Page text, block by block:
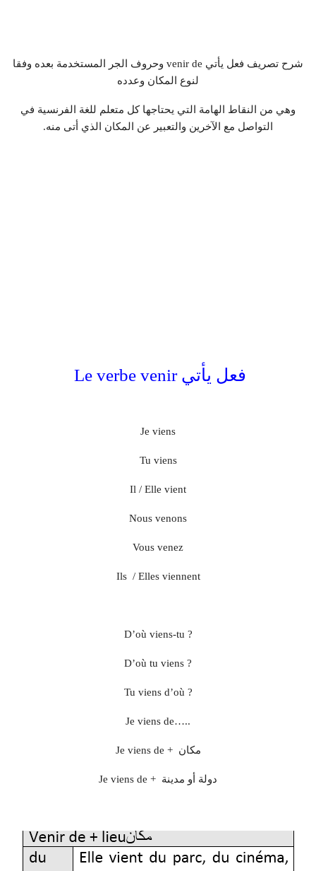
شرح تصريف فعل يأتي venir de وحروف الجر المستخدمة بعده وفقا
لنوع المكان وعدده
وهي من النقاط الهامة التي يحتاجها كل متعلم للغة الفرنسية في
التواصل مع الآخرين والتعبير عن المكان الذي أتى منه.
فعل يأتي Le verbe venir
Je viens
Tu viens
Il / Elle vient
Nous venons
Vous venez
Ils / Elles viennent
D’où viens-tu ?
D’où tu viens ?
Tu viens d’où ?
Je viens de…..
Je viens de + مكان
Je viens de + دولة أو مدينة